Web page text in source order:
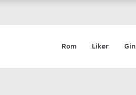
Rom Likør Gin